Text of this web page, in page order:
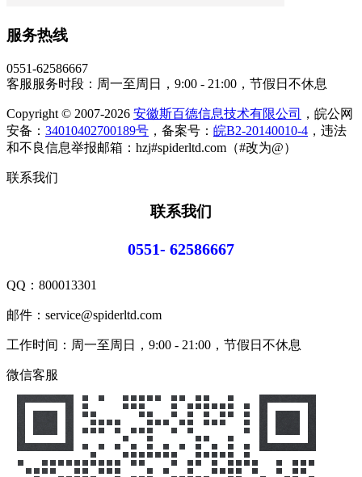
服务热线
0551-62586667
客服服务时段：周一至周日，9:00 - 21:00，节假日不休息
Copyright © 2007-2026 安徽斯百德信息技术有限公司
，皖公网
安备： 34010402700189号 ，备案号： 皖B2-20140010-4 ，违法
和不良信息举报邮箱：hzj#spiderltd.com（#改为@）
联系我们
联系我们
0551- 62586667
QQ： 800013301
邮件：service@spiderltd.com
工作时间：周一至周日，9:00 - 21:00，节假日不休息
微信客服